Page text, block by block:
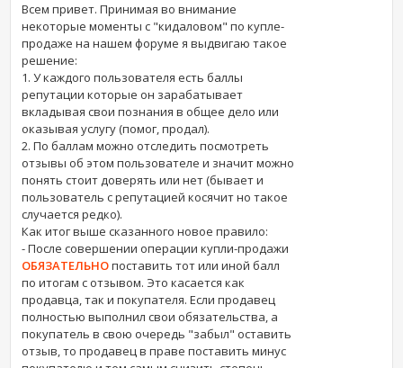
Всем привет. Принимая во внимание
некоторые моменты с "кидаловом" по купле-
продаже на нашем форуме я выдвигаю такое
решение:
1. У каждого пользователя есть баллы
репутации которые он зарабатывает
вкладывая свои познания в общее дело или
оказывая услугу (помог, продал).
2. По баллам можно отследить посмотреть
отзывы об этом пользователе и значит можно
понять стоит доверять или нет (бывает и
пользователь с репутацией косячит но такое
случается редко).
Как итог выше сказанного новое правило:
- После совершении операции купли-продажи
ОБЯЗАТЕЛЬНОпоставить тот или иной балл
по итогам с отзывом. Это касается как
продавца, так и покупателя. Если продавец
полностью выполнил свои обязательства, а
покупатель в свою очередь "забыл" оставить
отзыв, то продавец в праве поставить минус